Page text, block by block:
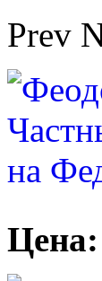
Prev
Цена: